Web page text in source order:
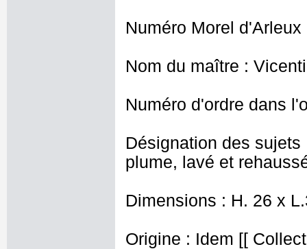
Numéro Morel d'Arleux
Nom du maître :
Numéro d'ordre dans
Désignation des
plume, lavé et
Dimensions : H. 26 x
Origine : Idem [[